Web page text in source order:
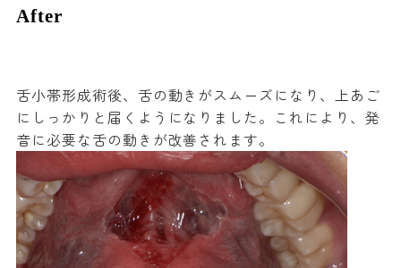
After
舌小帯形成術後、舌の動きがスムーズになり、上あご
にしっかりと届くようになりました。これにより、発
音に必要な舌の動きが改善されます。